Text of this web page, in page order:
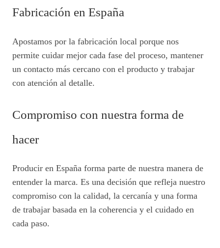
Fabricación en España
Apostamos por la fabricación local porque nos
permite cuidar mejor cada fase del proceso, mantener
un contacto más cercano con el producto y trabajar
con atención al detalle.
Compromiso con nuestra forma de
hacer
Producir en España forma parte de nuestra manera de
entender la marca. Es una decisión que refleja nuestro
compromiso con la calidad, la cercanía y una forma
de trabajar basada en la coherencia y el cuidado en
cada paso.